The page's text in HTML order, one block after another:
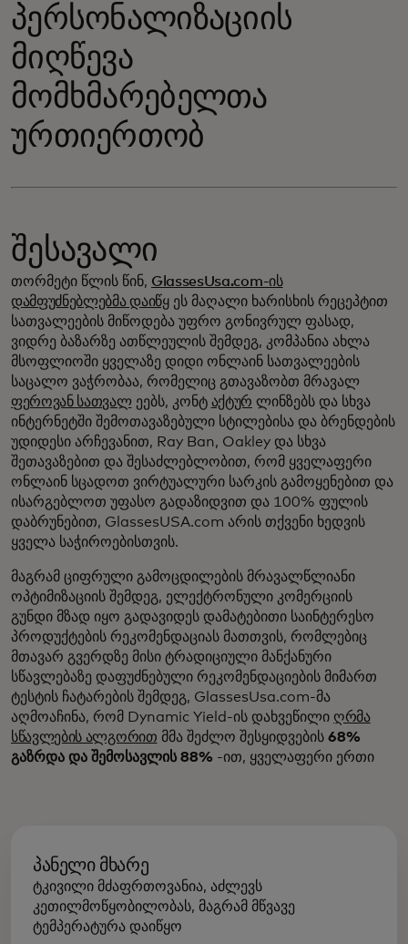
პერსონალიზაციის
მიღწევა
მომხმარებელთა
ურთიერთობ
შესავალი
თორმეტი წლის წინ, GlassesUsa.com-ის
დამფუძნებლებმა დაიწყეს მაღალი ხარისხის რეცეპტით
სათვალეების მიწოდება უფრო გონივრულ ფასად,
ვიდრე ბაზარზე ათწლეულის შემდეგ, კომპანია ახლა
მსოფლიოში ყველაზე დიდი ონლაინ სათვალეების
საცალო ვაჭრობაა, რომელიც გთავაზობთ მრავალ
ფეროვან სათვალეებს, კონტ აქტურ ლინზებს და სხვა
ინტერნეტში შემოთავაზებული სტილებისა და ბრენდების
უდიდესი არჩევანით, Ray Ban, Oakley და სხვა
შეთავაზებით და შესაძლებლობით, რომ ყველაფერი
ონლაინ სცადოთ ვირტუალური სარკის გამოყენებით და
ისარგებლოთ უფასო გადაზიდვით და 100% ფულის
დაბრუნებით, GlassesUSA.com არის თქვენი ხედვის
ყველა საჭიროებისთვის.
მაგრამ ციფრული გამოცდილების მრავალწლიანი
ოპტიმიზაციის შემდეგ, ელექტრონული კომერციის
გუნდი მზად იყო გადავიდეს დამატებითი საინტერესო
პროდუქტების რეკომენდაციას მათთვის, რომლებიც
მთავარ გვერდზე მისი ტრადიციული მანქანური
სწავლებაზე დაფუძნებული რეკომენდაციების მიმართ
ტესტის ჩატარების შემდეგ, GlassesUsa.com-მა
აღმოაჩინა, რომ Dynamic Yield-ის დახვეწილი ღრმა
სწავლების ალგორით მმა შეძლო შესყიდვების 68%
გაზრდა და შემოსავლის 88% -ით, ყველაფერი ერთი
პანელი მხარე
ტკივილი მძაფრთოვანია, აძლევს
კეთილმოწყობილობას, მაგრამ მწვავე
ტემპერატურა დაიწყო